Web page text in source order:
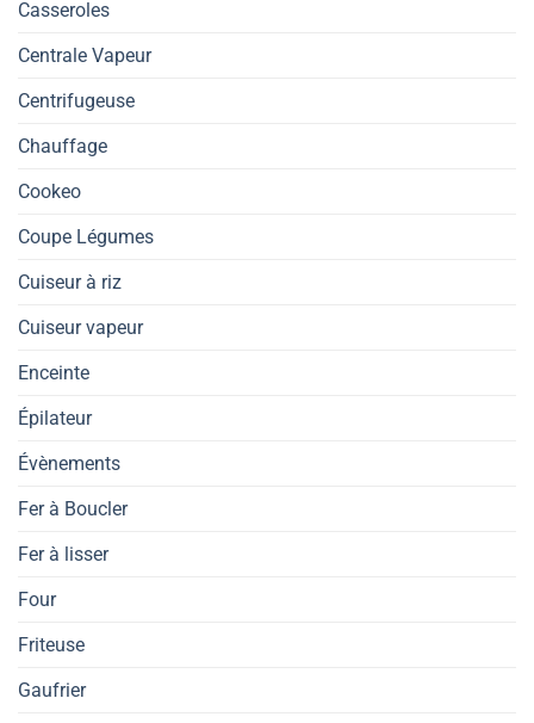
Casseroles
Centrale Vapeur
Centrifugeuse
Chauffage
Cookeo
Coupe Légumes
Cuiseur à riz
Cuiseur vapeur
Enceinte
Épilateur
Évènements
Fer à Boucler
Fer à lisser
Four
Friteuse
Gaufrier